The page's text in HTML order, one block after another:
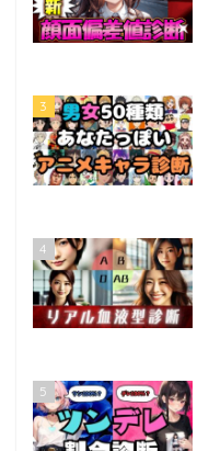
3
4
5